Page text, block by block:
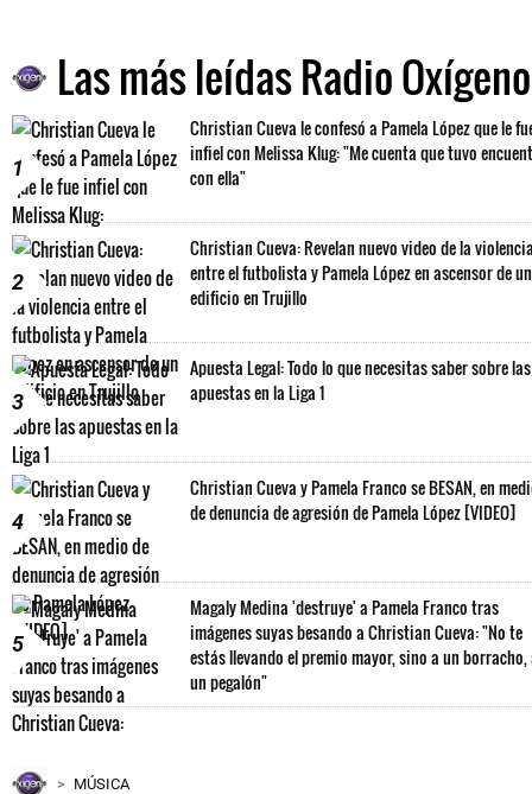
Las más leídas Radio Oxígeno
1
Christian Cueva le confesó a Pamela López que le
infiel con Melissa Klug: "Me cuenta que tuvo
con ella"
2
Christian Cueva: Revelan nuevo video de la
entre el futbolista y Pamela López en ascensor de un
edificio en Trujillo
3
Apuesta Legal: Todo lo que necesitas saber sobre las
apuestas en la Liga 1
4
Christian Cueva y Pamela Franco se BESAN, en
de denuncia de agresión de Pamela López [VIDEO]
5
Magaly Medina 'destruye' a Pamela Franco tras
imágenes suyas besando a Christian Cueva: "No te
estás llevando el premio mayor, sino a un borracho,
un pegalón"
MÚSICA